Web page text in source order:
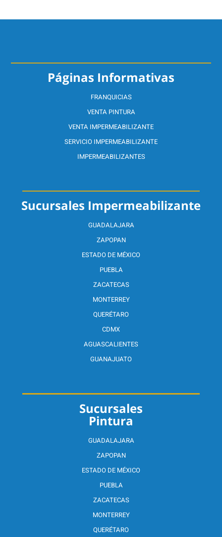
Sucursales
Pintura
GUADALAJARA
ZAPOPAN
ESTADO DE MÉXICO
PUEBLA
ZACATECAS
MONTERREY
QUERÉTARO
Sucursales Impermeabilizante
GUADALAJARA
ZAPOPAN
ESTADO DE MÉXICO
PUEBLA
ZACATECAS
MONTERREY
QUERÉTARO
CDMX
AGUASCALIENTES
GUANAJUATO
Páginas Informativas
FRANQUICIAS
VENTA PINTURA
VENTA IMPERMEABILIZANTE
SERVICIO IMPERMEABILIZANTE
IMPERMEABILIZANTES